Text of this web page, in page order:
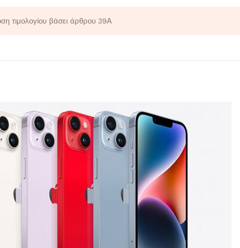
τιμολογίου βάσει άρθρου 39Α